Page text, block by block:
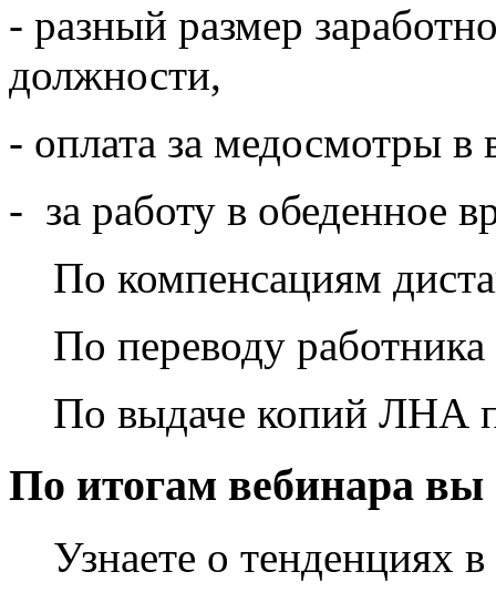
- разный размер
должности,
- оплата за медосмотры
- за работу в обеденное
По компенсациям
По переводу
По выдаче копий ЛНА
По итогам вебинара вы
Узнаете о тенденциях